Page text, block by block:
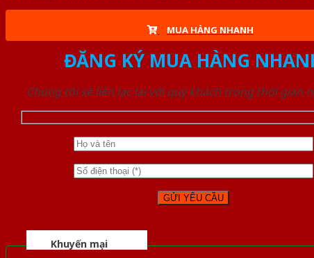
MUA HÀNG NHANH
ĐĂNG KÝ MUA HÀNG
Chúng tôi sẽ liên lạc lại với quý khách trong thời gian
Khuyến mại